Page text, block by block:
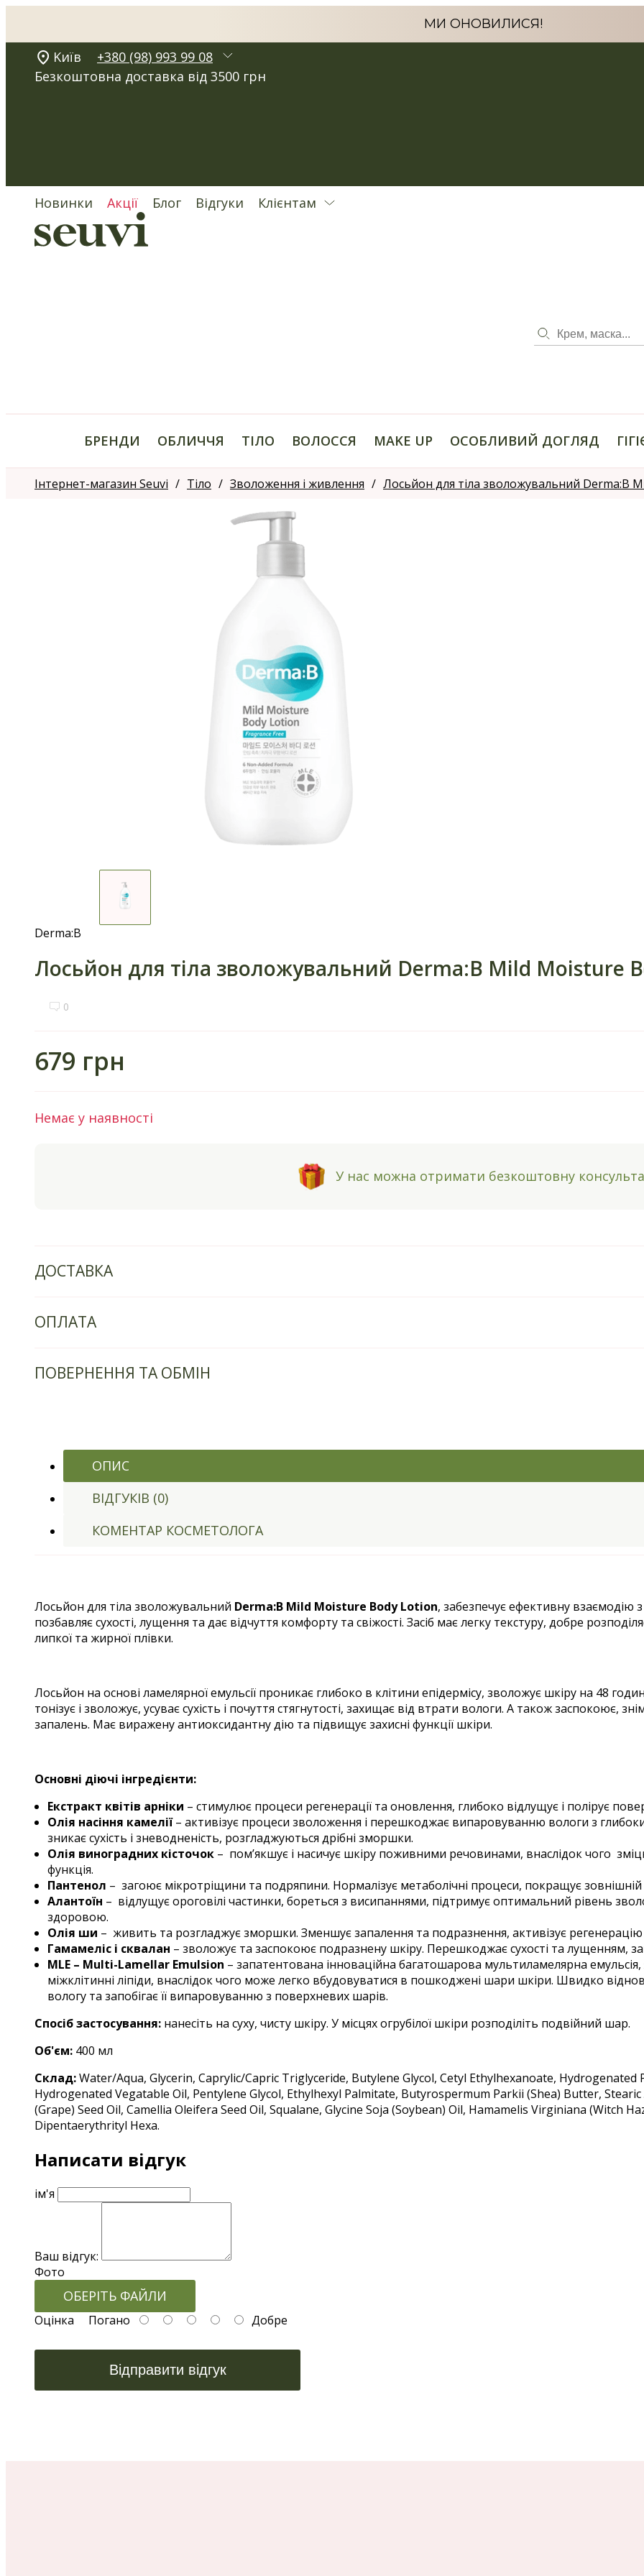
МИ ОНОВИЛИСЯ!
Kиїв
+380 (98) 993 99 08
Безкоштовна доставка від 3500 грн
Новинки Акції Блог Відгуки Клієнтам
БРЕНДИ ОБЛИЧЧЯ ТІЛО ВОЛОССЯ MAKE UP ОСОБЛИВИЙ ДОГЛЯД
Інтернет-магазин Seuvi Тіло Зволоження і живлення Лосьйон для тіла зволожувальний Derma:B
Derma:B
Лосьйон для тіла зволожувальний Derma:B Mild Moisture
0
679 грн
Немає у наявності
У нас можна отримати безкоштовну
ДОСТАВКА
ОПЛАТА
ПОВЕРНЕННЯ ТА ОБМІН
ОПИС
ВІДГУКІВ (0)
КОМЕНТАР КОСМЕТОЛОГА
Лосьйон для тіла зволожувальний Derma:B Mild Moisture Body Lotion, забезпечує ефективну взаємодію з
позбавляє сухості, лущення та дає відчуття комфорту та свіжості. Засіб має легку текстуру, добре
липкої та жирної плівки.
Лосьйон на основі ламелярної емульсії проникає глибоко в клітини епідермісу, зволожує шкіру на 48
тонізує і зволожує, усуває сухість і почуття стягнутості, захищає від втрати вологи. А також заспокоює,
запалень. Має виражену антиоксидантну дію та підвищує захисні функції шкіри.
Основні діючі інгредієнти:
Екстракт квітів арніки – стимулює процеси регенерації та оновлення, глибоко відлущує і полірує
Олія насіння камелії– активізує процеси зволоження і перешкоджає випаровуванню вологи з
зникає сухість і зневодненість, розгладжуються дрібні зморшки.
Олія виноградних кісточок– пом’якшує і насичує шкіру поживними речовинами, внаслідок чого
функція.
Пантенол – загоює мікротріщини та подряпини. Нормалізує метаболічні процеси, покращує
Алантоїн – відлущує ороговілі частинки, бореться з висипаннями, підтримує оптимальний рівень
здоровою.
Олія ши – живить та розгладжує зморшки. Зменшує запалення та подразнення, активізує регенерацію
Гамамеліс і сквалан – зволожує та заспокоює подразнену шкіру. Перешкоджає сухості та лущенням,
MLE – Multi-Lamellar Emulsion – запатентована інноваційна багатошарова мультиламелярна емульсія,
міжклітинні ліпіди, внаслідок чого може легко вбудовуватися в пошкоджені шари шкіри. Швидко
вологу та запобігає її випаровуванню з поверхневих шарів.
Спосіб застосування: нанесіть на суху, чисту шкіру. У місцях огрубілої шкіри розподіліть подвійний шар.
Об'єм: 400 мл
Склад:Water/Aqua, Glycerin, Caprylic/Capric Triglyceride, Butylene Glycol, Cetyl Ethylhexanoate,
Hydrogenated Vegatable Oil, Pentylene Glycol, Ethylhexyl Palmitate, Butyrospermum Parkii (Shea) Butter,
(Grape) Seed Oil, Camellia Oleifera Seed Oil, Squalane, Glycine Soja (Soybean) Oil, Hamamelis Virginiana (Witch
Dipentaerythrityl Hexa.
Написати відгук
ім'я
Ваш відгук:
Фото
ОБЕРІТЬ ФАЙЛИ
Оцінка Погано Добре
Відправити відгук